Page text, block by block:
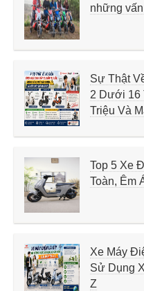
những
Sự Thật
2 Dưới 16
Triệu Và
Top 5 Xe
Toàn, Êm
Xe Máy
Sử Dụng
Z